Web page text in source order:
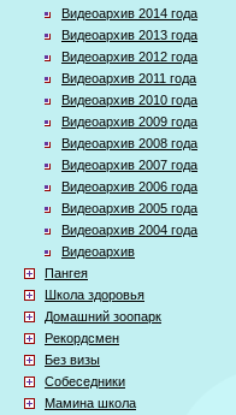
Видеоархив 2014 года
Видеоархив 2013 года
Видеоархив 2012 года
Видеоархив 2011 года
Видеоархив 2010 года
Видеоархив 2009 года
Видеоархив 2008 года
Видеоархив 2007 года
Видеоархив 2006 года
Видеоархив 2005 года
Видеоархив 2004 года
Видеоархив
Пангея
Школа здоровья
Домашний зоопарк
Рекордсмен
Без визы
Собеседники
Мамина школа